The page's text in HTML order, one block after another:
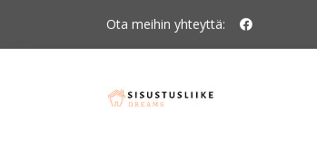
Ota meihin yhteyttä: